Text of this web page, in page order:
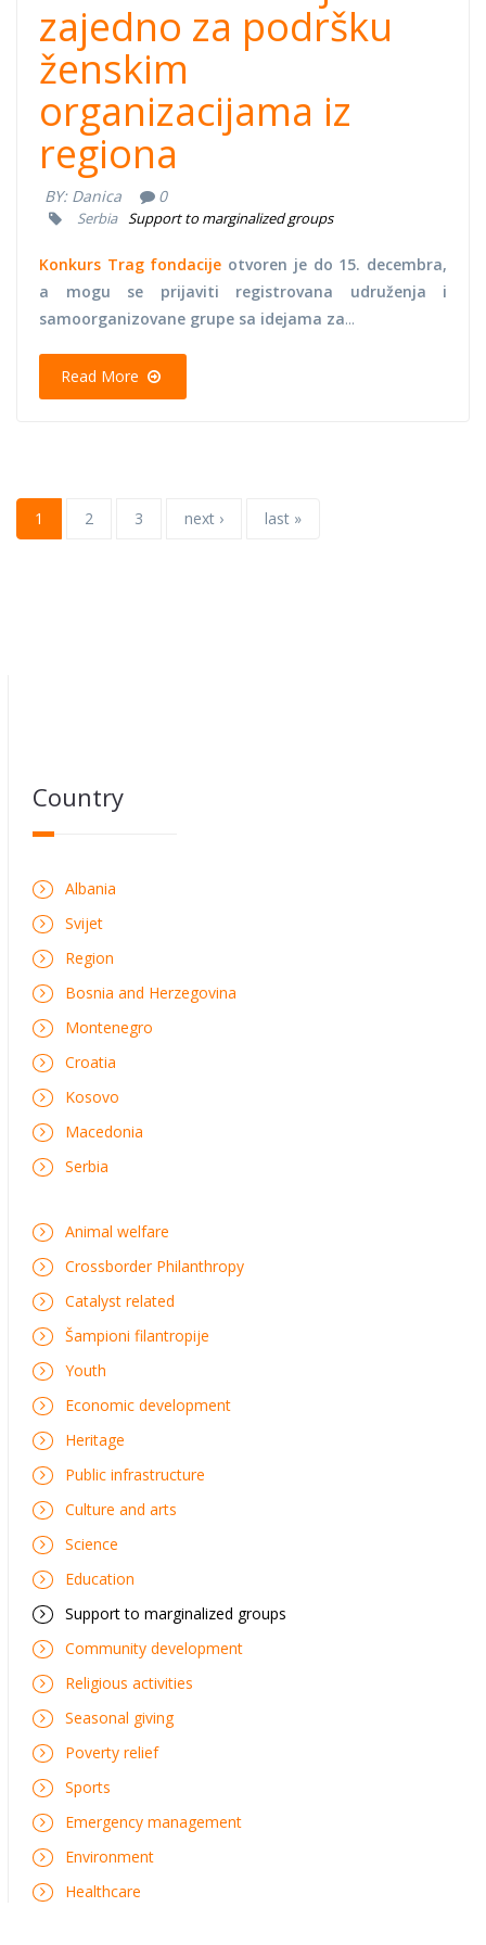
zajedno za podršku
ženskim
organizacijama iz
regiona
BY: Danica 0
Serbia Support to marginalized groups
Konkurs Trag fondacije otvoren je do 15. decembra,
a mogu se prijaviti registrovana udruženja i
samoorganizovane grupe sa idejama za...
Read More
1 2 3 next › last »
Country
Albania
Svijet
Region
Bosnia and Herzegovina
Montenegro
Croatia
Kosovo
Macedonia
Serbia
Animal welfare
Crossborder Philanthropy
Catalyst related
Šampioni filantropije
Youth
Economic development
Heritage
Public infrastructure
Culture and arts
Science
Education
Support to marginalized groups
Community development
Religious activities
Seasonal giving
Poverty relief
Sports
Emergency management
Environment
Healthcare